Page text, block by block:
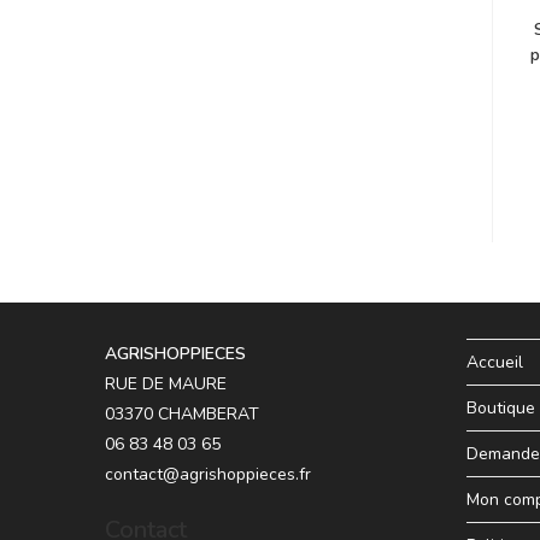
AGRISHOPPIECES
RUE DE MAURE
03370 CHAMBERAT
06 83 48 03 65
contact@agrishoppieces.fr
Accueil
Boutique
Mon